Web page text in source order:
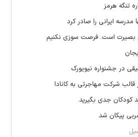
تنگه هرمز
ایرانی را صادر کرد
بصیرت است. فرصت سوزی نکنیم
در جشنواره نیویورک
قالب شرکت مهاجرتی به کانادا
کودکان جدی بگیرید
پیکان شد